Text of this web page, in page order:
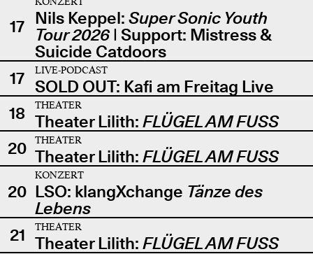
17 Nils Keppel: Super Sonic Youth
Tour 2026| Support: Mistress &
Suicide Catdoors
17
LIVE-PODCAST
SOLD OUT: Kafi am Freitag Live
18
THEATER
Theater Lilith: FLÜGEL AM FUSS
20
THEATER
Theater Lilith: FLÜGEL AM FUSS
20
KONZERT
LSO: klangXchange Tänze des
Lebens
21
THEATER
Theater Lilith: FLÜGEL AM FUSS